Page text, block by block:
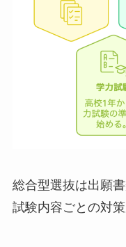
総合型選抜は出願
試験内容ごとの対